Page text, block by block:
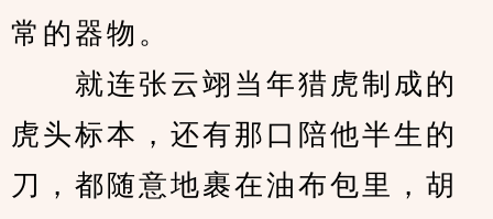
常的器物。
就连张云翊当年猎虎制成的
虎头标本，还有那口陪他半生的
刀，都随意地裹在油布包里，胡